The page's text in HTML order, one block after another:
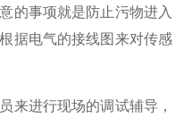
的事项就是防止污物进入
据电气的接线图来对传感
来进行现场的调试辅导，